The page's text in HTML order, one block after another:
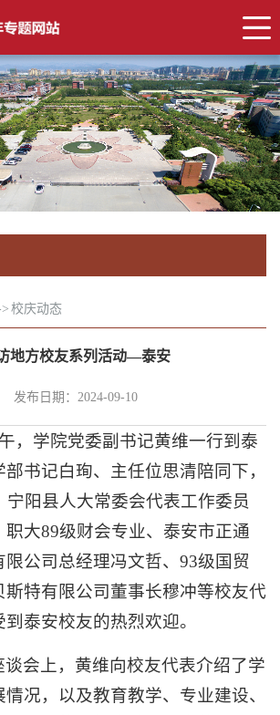
校庆动态
地方校友系列活动—泰安
发布日期：2024-09-10
，学院党委副书记黄维一行到泰
书记白珣、主任位思清陪同下，
宁阳县人大常委会代表工作委员
职大89级财会专业、泰安市正通
公司总经理冯文哲、93级国贸
斯特有限公司董事长穆冲等校友代
泰安校友的热烈欢迎。
谈会上，黄维向校友代表介绍了学
况，以及教育教学、专业建设、